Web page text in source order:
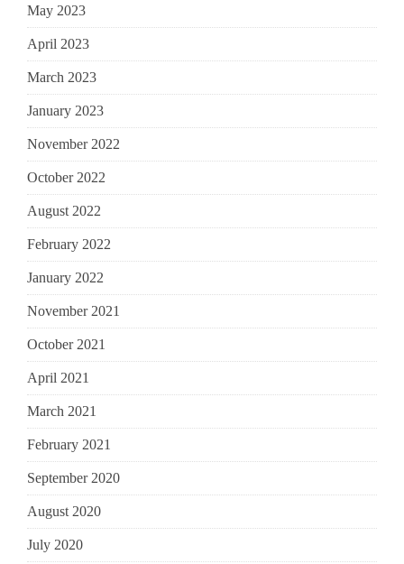
May 2023
April 2023
March 2023
January 2023
November 2022
October 2022
August 2022
February 2022
January 2022
November 2021
October 2021
April 2021
March 2021
February 2021
September 2020
August 2020
July 2020